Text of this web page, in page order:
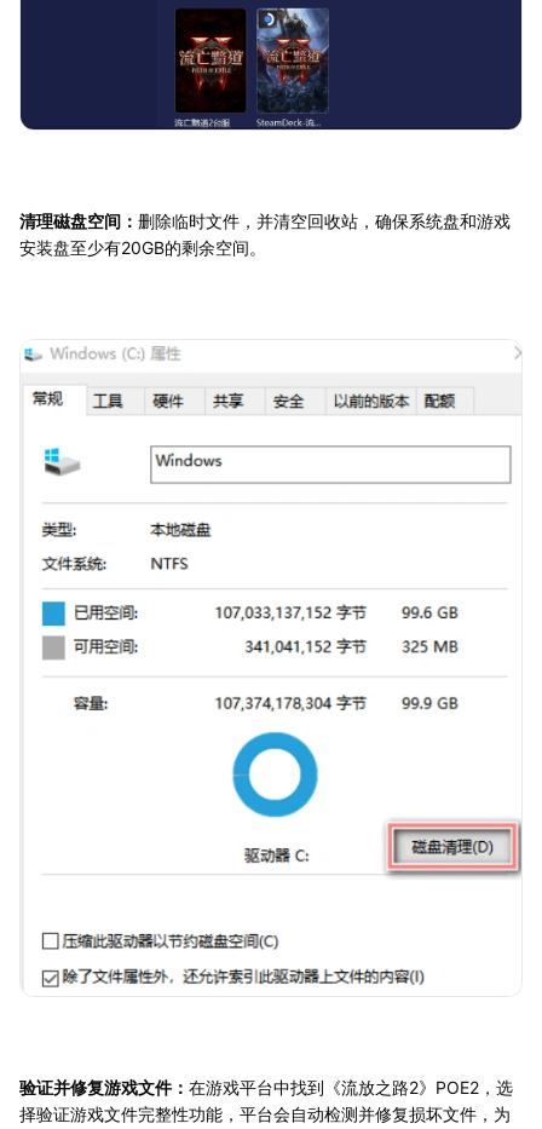
清理磁盘空间： 删除临时文件，并清空回收站，确保系统盘和游戏
安装盘至少有20GB的剩余空间。
验证并修复游戏文件： 在游戏平台中找到《流放之路2》POE2，选
择验证游戏文件完整性功能，平台会自动检测并修复损坏文件，为